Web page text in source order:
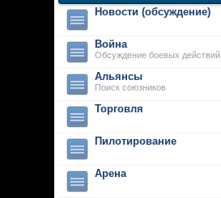
Новости (обсуждение)
Война
Обсуждение боевых действий
Альянсы
Поиск союзников
Торговля
Пилотирование
Арена